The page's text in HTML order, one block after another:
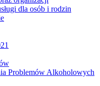
dla osób i rodzin
Problemów Alkoholowych